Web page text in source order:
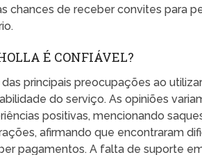
chances de receber convites para
É CONFIÁVEL?
das principais preocupações ao
do serviço. As opiniões
positivas, mencionando
afirmando que encontraram
pagamentos. A falta de suporte